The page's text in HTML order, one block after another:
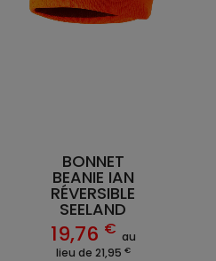
BONNET
BEANIE IAN
RÉVERSIBLE
SEELAND
19,76 € au
lieu de 21,95 €